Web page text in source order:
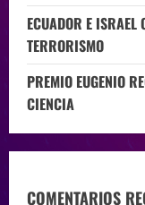
ECUADOR E ISRAEL
TERRORISMO
PREMIO EUGENIO
CIENCIA
COMENTARIOS